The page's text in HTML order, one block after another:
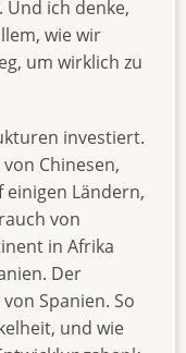
ich denke,
wie wir
um wirklich zu
investiert.
Chinesen,
einigen Ländern,
von
in Afrika
Der
Spanien. So
und wie